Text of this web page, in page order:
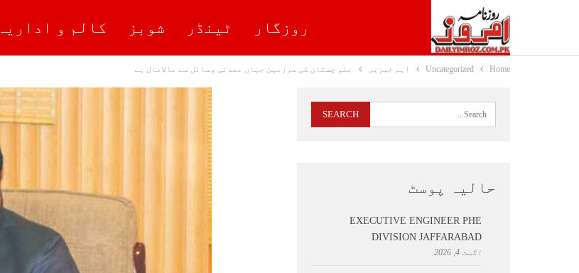
روزگار ٹینڈر شوبز کالم و اداریہ
Home
Uncategorized اہم خبریں بلو چستان کی سرزمین جہاں معدنی وسائل سے مالامال ہے
حالیہ پوسٹ
EXECUTIVE ENGINEER PHE
DIVISION JAFFARABAD
اگست 4, 2026